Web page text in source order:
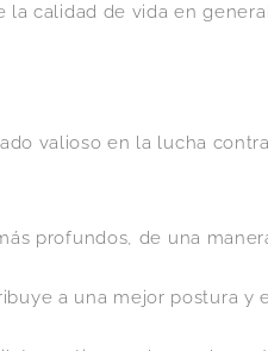
la calidad de vida en
valioso en la lucha
profundos, de una
a una mejor postura y